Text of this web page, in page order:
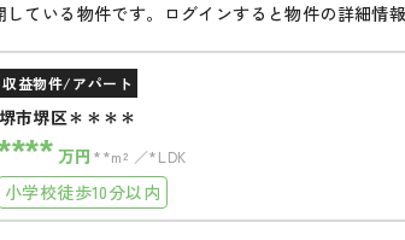
ている物件です。ログインすると物件の詳細情
収益物件/アパート
堺市堺区＊＊＊＊
万円 **m² *LDK
小学校徒歩10分以内